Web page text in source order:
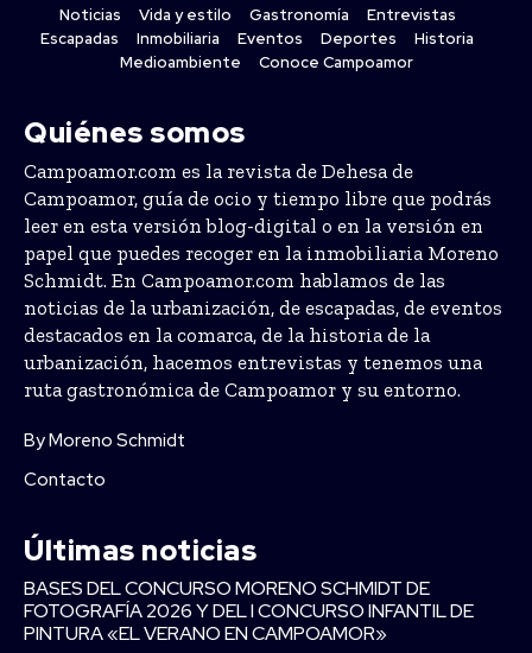
Noticias Vida y estilo Gastronomía
Entrevistas
Escapadas
Inmobiliaria Eventos Deportes
Historia
Medioambiente
Conoce Campoamor
Quiénes somos
Campoamor.com es la revista de Dehesa de
Campoamor, guía de ocio y tiempo libre que podrás
leer en esta versión blog-digital o en la versión en
papel que puedes recoger en la inmobiliaria Moreno
Schmidt. En Campoamor.com hablamos de las
noticias de la urbanización, de escapadas, de eventos
destacados en la comarca, de la historia de la
urbanización, hacemos entrevistas y tenemos una
ruta gastronómica de Campoamor y su entorno.
By Moreno Schmidt
Contacto
Últimas noticias
BASES DEL CONCURSO MORENO SCHMIDT DE
FOTOGRAFÍA 2026 Y DEL I CONCURSO INFANTIL DE
PINTURA «EL VERANO EN CAMPOAMOR»